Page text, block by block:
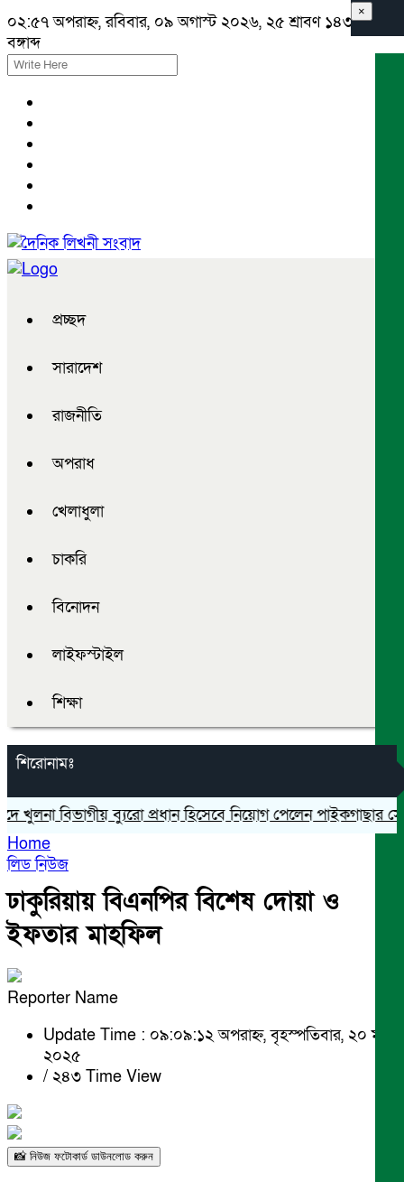
০২:৫৭ অপরাহ্ন, রবিবার, ০৯ অগাস্ট ২০২৬, ২৫ শ্রাবণ ১৪৩৩
বঙ্গাব্দ
প্রচ্ছদ
সারাদেশ
রাজনীতি
অপরাধ
খেলাধুলা
চাকরি
বিনোদন
লাইফস্টাইল
শিক্ষা
শিরোনামঃ
বিভাগীয় ব্যুরো প্রধান হিসেবে নিয়োগ পেলেন পাইকগাছার সোহেল
×
Home
লিড নিউজ
ঢাকুরিয়ায় বিএনপির বিশেষ দোয়া ও
ইফতার মাহফিল
Reporter Name
Update Time : ০৯:০৯:১২ অপরাহ্ন, বৃহস্পতিবার, ২০ মার্চ
২০২৫
/ ২৪৩ Time View
📸 নিউজ ফটোকার্ড ডাউনলোড করুন